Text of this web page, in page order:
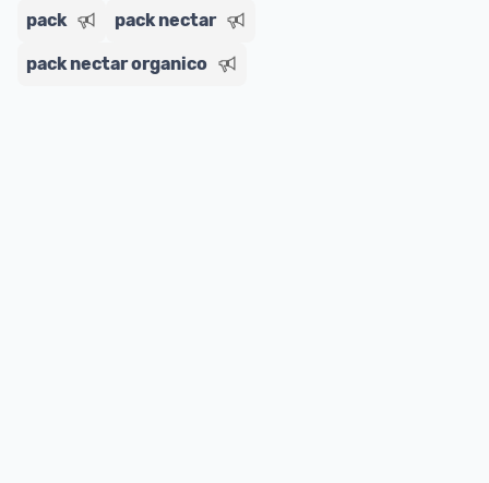
pack
pack nectar
pack nectar organico